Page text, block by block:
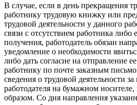
В случае, если в день прекращения
работнику трудовую книжку или
трудовой деятельности у данного
связи с отсутствием работника либо
получения, работодатель обязан
уведомление о необходимости
либо дать согласие на отправление
работнику по почте заказным
сведения о трудовой деятельности
работодателя на бумажном
образом. Со дня направления